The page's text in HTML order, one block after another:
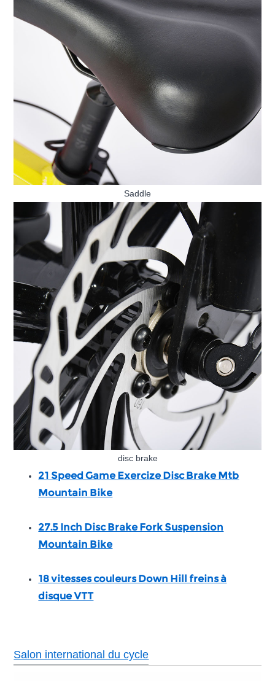
Saddle
disc brake
21 Speed Game Exercize Disc Brake Mtb
Mountain Bike
27.5 Inch Disc Brake Fork Suspension
Mountain Bike
18 vitesses couleurs Down Hill freins à
disque VTT
Salon international du cycle